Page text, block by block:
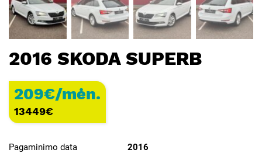
2016 SKODA SUPERB
209€/mėn.
13449€
Pagaminimo data 2016